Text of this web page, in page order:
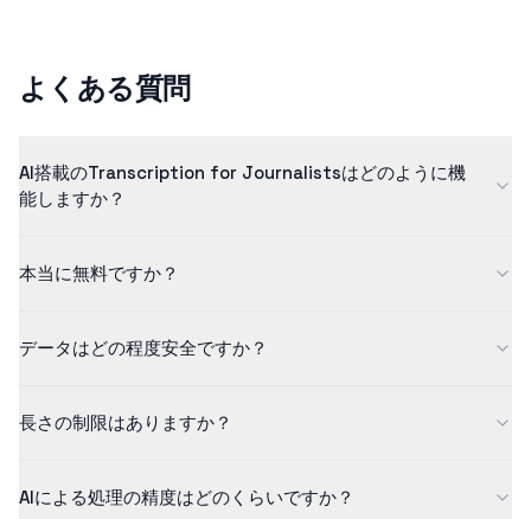
よくある質問
AI搭載のTranscription for Journalistsはどのように機
能しますか？
て、音声を高い精度でテキストに変換します。AIモデルは、高品
本当に無料ですか？
きます。より長いコンテンツや追加機能については、Proプランを
データはどの程度安全ですか？
プロードは暗号化され、安全に処理され、処理後に自動的に削除
長さの制限はありますか？
ンでは、1440分のコンテンツを処理できるほか、カスタムフォー
AIによる処理の精度はどのくらいですか？